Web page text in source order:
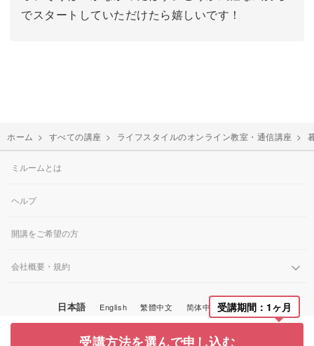
でスタートしていただけたら嬉しいです！
ホーム > すべての講座 > ライフスタイルのオンライン教室・通信講座 >
受講期間：1ヶ月
受講方法を選んで申し込む
ミルームとは
ヘルプ
開講をご希望の方
会社概要・規約
日本語 English 繁體中文 简体中文 한국어
© Miroom, Inc.